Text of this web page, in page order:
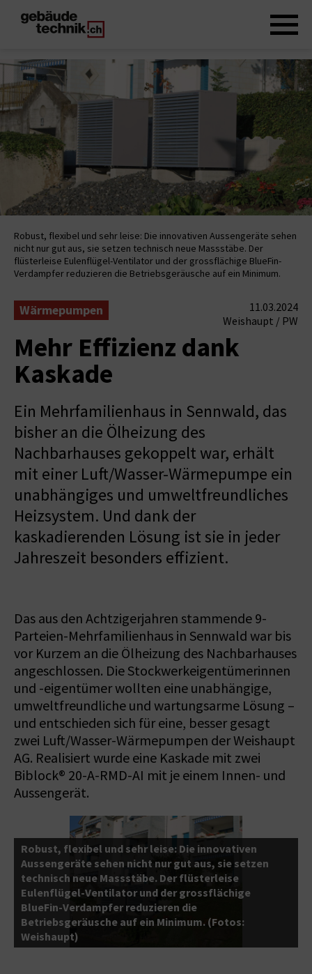
Robust, flexibel und sehr leise: Die innovativen Aussengeräte sehen
nicht nur gut aus, sie setzen technisch neue Massstäbe. Der
flüsterleise Eulenflügel-Ventilator und der grossflächige BlueFin-
Verdampfer reduzieren die Betriebsgeräusche auf ein Minimum.
Wärmepumpen
11.03.2024
Weishaupt / PW
Mehr Effizienz dank
Kaskade
Ein Mehrfamilienhaus in Sennwald, das
bisher an die Ölheizung des
Nachbarhauses gekoppelt war, erhält
mit einer Luft/Wasser-Wärmepumpe ein
unabhängiges und umweltfreundliches
Heizsystem. Und dank der
kaskadierenden Lösung ist sie in jeder
Jahreszeit besonders effizient.
Das aus den Achtzigerjahren stammende 9-
Parteien-Mehrfamilienhaus in Sennwald war bis
vor Kurzem an die Ölheizung des Nachbarhauses
angeschlossen. Die Stockwerkeigentümerinnen
und -eigentümer wollten eine unabhängige,
umweltfreundliche und wartungsarme Lösung –
und entschieden sich für eine, besser gesagt
zwei Luft/Wasser-Wärmepumpen der Weishaupt
AG. Realisiert wurde eine Kaskade mit zwei
Biblock® 20-A-RMD-AI mit je einem Innen- und
Aussengerät.
Robust, flexibel und sehr leise: Die innovativen
Aussengeräte sehen nicht nur gut aus, sie setzen
technisch neue Massstäbe. Der flüsterleise
Eulenflügel-Ventilator und der grossflächige
BlueFin-Verdampfer reduzieren die
Betriebsgeräusche auf ein Minimum. (Fotos:
Weishaupt)